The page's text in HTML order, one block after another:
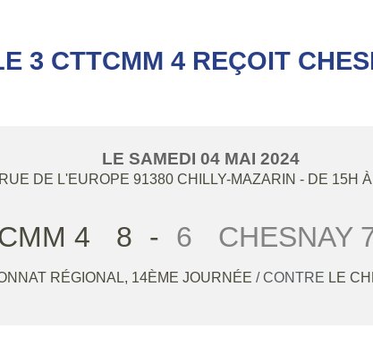
3 CTTCMM 4 REÇOIT
LE SAMEDI 04 MAI 2024
RUE DE L'EUROPE 91380 CHILLY-MAZARIN - DE 15H
4 8 - 6 CHESNAY
RÉGIONAL, 14ÈME JOURNÉE / CONTRE LE